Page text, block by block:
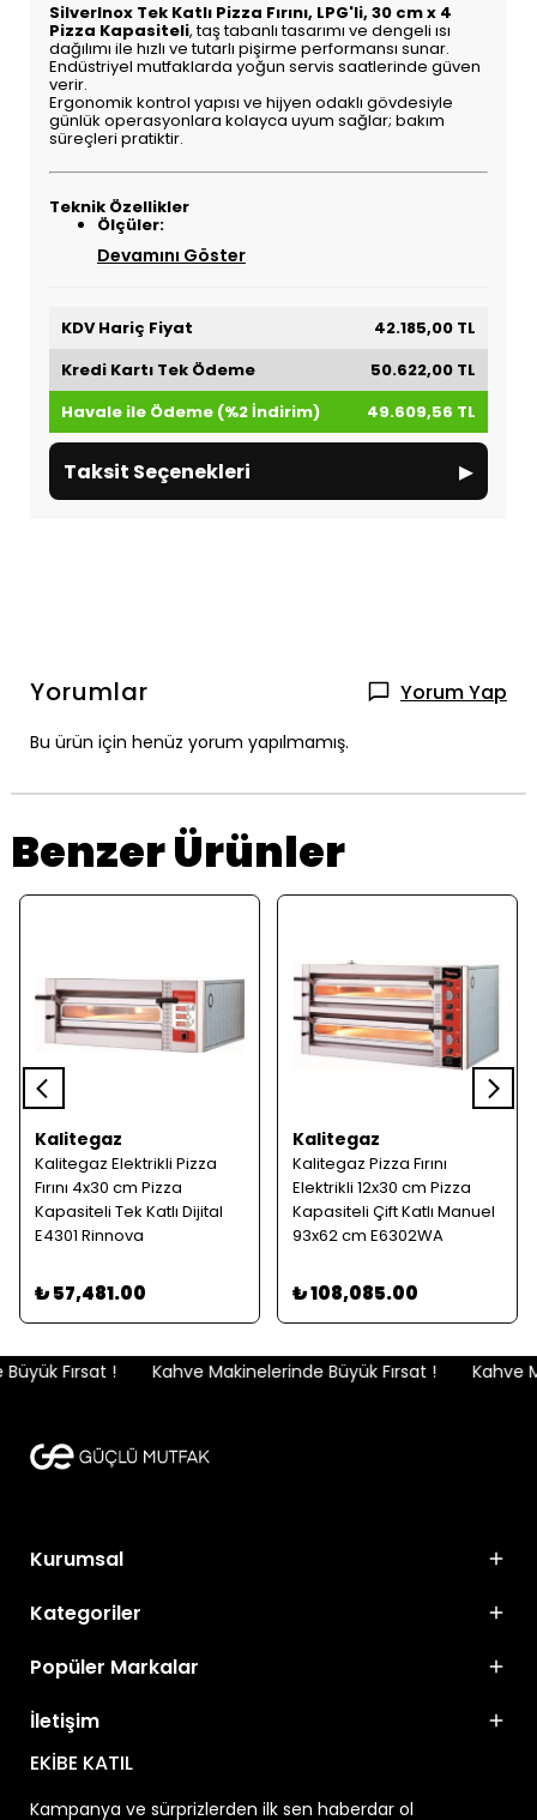
SilverInox Tek Katlı Pizza Fırını, LPG'li, 30 cm x 4
Pizza Kapasiteli, taş tabanlı tasarımı ve dengeli ısı
dağılımı ile hızlı ve tutarlı pişirme performansı sunar.
Endüstriyel mutfaklarda yoğun servis saatlerinde güven
verir.
Ergonomik kontrol yapısı ve hijyen odaklı gövdesiyle
günlük operasyonlara kolayca uyum sağlar; bakım
süreçleri pratiktir.
Teknik Özellikler
Ölçüler:
Devamını Göster
KDV Hariç Fiyat
42.185,00 TL
Kredi Kartı Tek Ödeme
50.622,00 TL
Havale ile Ödeme (%2 İndirim)
49.609,56 TL
Taksit Seçenekleri ▸
Yorumlar Yorum Yap
Bu ürün için henüz yorum yapılmamış.
Benzer Ürünler
Kalitegaz
Kalitegaz Elektrikli Pizza
Fırını 4x30 cm Pizza
Kapasiteli Tek Katlı Dijital
E4301 Rinnova
₺ 57,481.00
Kalitegaz
Kalitegaz Pizza Fırını
Elektrikli 12x30 cm Pizza
Kapasiteli Çift Katlı Manuel
93x62 cm E6302WA
₺ 108,085.00
Fırsat ! Kahve Makinelerinde Büyük Fırsat ! Kahve
Kurumsal
Kategoriler
Popüler Markalar
İletişim
EKİBE KATIL
Kampanya ve sürprizlerden ilk sen haberdar ol